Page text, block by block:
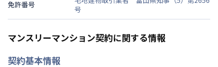
免許番号
号
マンスリーマンション契約に関する情報
契約基本情報